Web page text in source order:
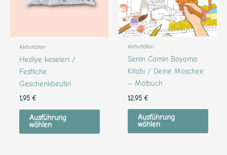
Aktivitäten
Hediye keseleri /
Festliche
Geschenkbeutel
1,95 €
Ausführung
wählen
Optionen
Aktivitäten
Senin Camin Boyama
Kitabı / Deine Moschee
– Malbuch
12,95 €
Ausführung
wählen
auf.
Die